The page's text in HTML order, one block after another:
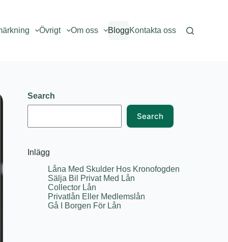
Övrigt Om oss BloggKontakta oss
Search
Search
Inlägg
Låna Med Skulder Hos Kronofogden
Sälja Bil Privat Med Lån
Collector Lån
Privatlån Eller Medlemslån
Gå I Borgen För Lån